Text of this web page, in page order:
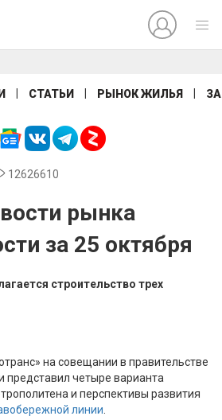
СТАТЬИ РЫНОК ЖИЛЬЯ
12626610
рынка
за 25 октября
строительство трех
на совещании в правительстве
представил четыре варианта
и перспективы развития
линии